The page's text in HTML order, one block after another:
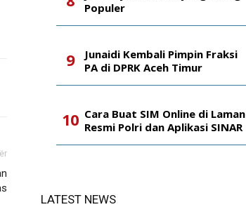
Populer
Junaidi Kembali Pimpin Fraksi
PA di DPRK Aceh Timur
Cara Buat SIM Online di Laman
Resmi Polri dan Aplikasi SINAR
LATEST NEWS